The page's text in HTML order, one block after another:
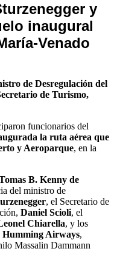
y
inaugural
Venado
de Desregulación del
de Turismo,
funcionarios del
la ruta aérea que
y Aeroparque, en la
B. Kenny de
del ministro de
, el Secretario de
Daniel Scioli, el
Chiarella, y los
Humming Airways,
Massalin Dammann